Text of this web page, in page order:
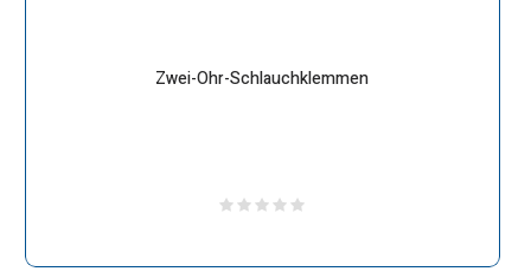
Zwei-Ohr-Schlauchklemmen